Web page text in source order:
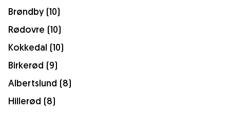
Brøndby (10)
Rødovre (10)
Kokkedal (10)
Birkerød (9)
Albertslund (8)
Hillerød (8)